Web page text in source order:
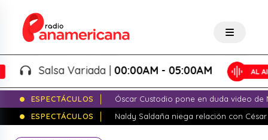
Salsa Variada |00:00AM - 05:00AM
ESPECTÁCULOS
Óscar Custodio pone en duda video de
ESPECTÁCULOS
Naldy Saldaña niega relación con